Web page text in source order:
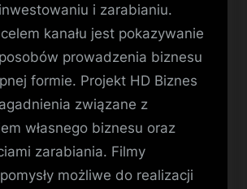
i zarabianiu.
kanału jest pokazywanie
prowadzenia biznesu
formie. Projekt HD Biznes
związane z
własnego biznesu oraz
zarabiania. Filmy
możliwe do realizacji